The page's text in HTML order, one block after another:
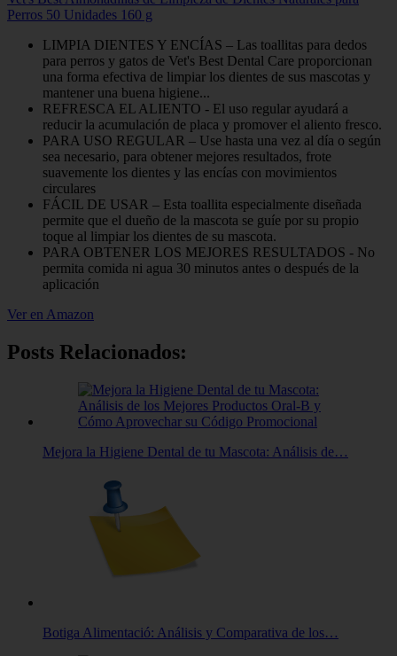
Perros 50 Unidades 160 g
LIMPIA DIENTES Y ENCÍAS – Las toallitas para dedos
para perros y gatos de Vet's Best Dental Care proporcionan
una forma efectiva de limpiar los dientes de sus mascotas y
mantener una buena higiene...
REFRESCA EL ALIENTO - El uso regular ayudará a
reducir la acumulación de placa y promover el aliento fresco.
PARA USO REGULAR – Use hasta una vez al día o según
sea necesario, para obtener mejores resultados, frote
suavemente los dientes y las encías con movimientos
circulares
FÁCIL DE USAR – Esta toallita especialmente diseñada
permite que el dueño de la mascota se guíe por su propio
toque al limpiar los dientes de su mascota.
PARA OBTENER LOS MEJORES RESULTADOS - No
permita comida ni agua 30 minutos antes o después de la
aplicación
Ver en Amazon
Posts Relacionados:
Mejora la Higiene Dental de tu Mascota: Análisis de…
Botiga Alimentació: Análisis y Comparativa de los…